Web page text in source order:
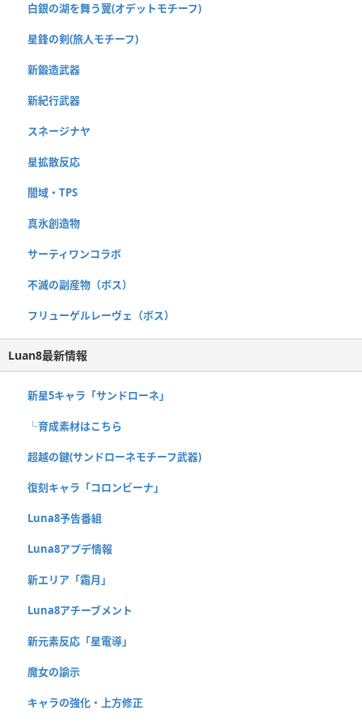
白銀の湖を舞う翼(オデットモチーフ)
星鋒の剣(旅人モチーフ)
新鍛造武器
新紀行武器
スネージナヤ
星拡散反応
闇域・TPS
真氷創造物
サーティワンコラボ
不滅の副産物（ボス）
フリューゲルレーヴェ（ボス）
Luan8最新情報
新星5キャラ「サンドローネ」
└育成素材はこちら
超越の鍵(サンドローネモチーフ武器)
復刻キャラ「コロンビーナ」
Luna8予告番組
Luna8アプデ情報
新エリア「霜月」
Luna8アチーブメント
新元素反応「星電導」
魔女の諭示
キャラの強化・上方修正